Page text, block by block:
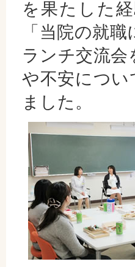
を果たした
「当院の就
ランチ交流
や不安につい
ました。